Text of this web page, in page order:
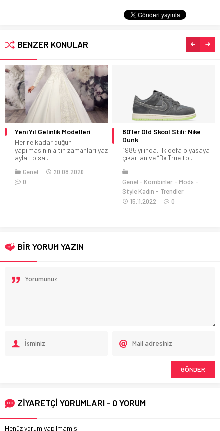
BENZER KONULAR
Yeni Yıl Gelinlik Modelleri
Her ne kadar düğün
yapılmasının altın zamanları yaz
ayları olsa...
Genel
20.08.2020
0
80’ler Old Skool Stili: Nike
Dunk
1985 yılında, ilk defa piyasaya
çıkarılan ve “Be True to...
Genel Kombinler
Moda
Style Kadın
Trendler
15.11.2022
0
BİR YORUM YAZIN
ZİYARETÇİ YORUMLARI - 0 YORUM
Henüz yorum yapılmamış.